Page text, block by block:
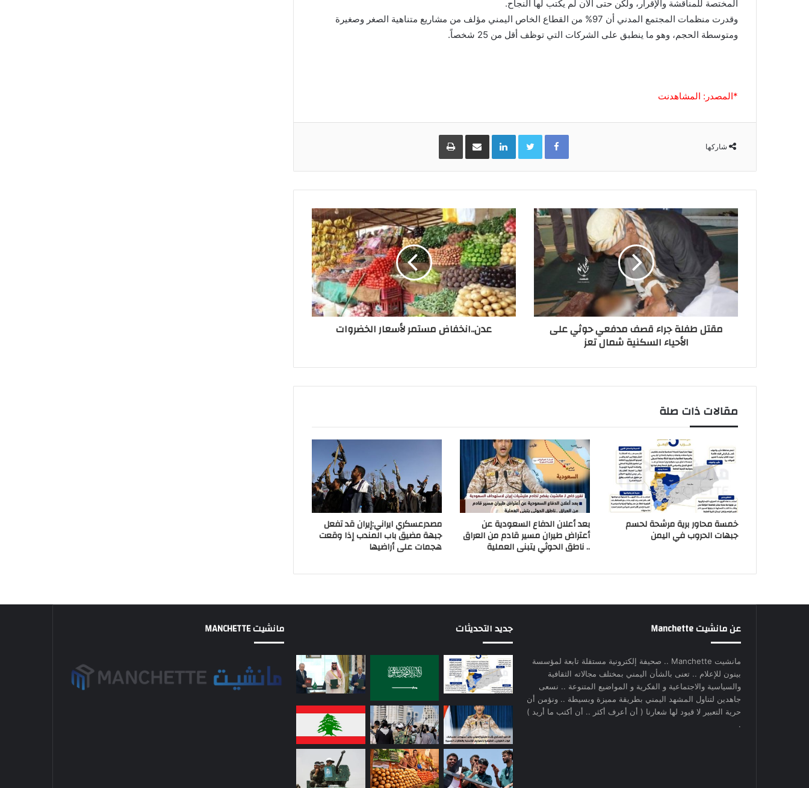
المختصة للمناقشة والإقرار، ولكن حتى الآن لم يكتب لها النجاح.
وقدرت منظمات المجتمع المدني أن 97% من القطاع الخاص اليمني مؤلف من مشاريع متناهية الصغر وصغيرة
ومتوسطة الحجم، وهو ما ينطبق على الشركات التي توظف أقل من 25 شخصاً.
*المصدر: المشاهدنت
شاركها
Facebook
Twitter
LinkedInمشاركة عبر البريد طباعة
مقتل طفلة جراء قصف مدفعي حوثي على
الأحياء السكنية شمال تعز
عدن..انخفاض مستمر لأسعار الخضروات
مقالات ذات صلة
خمسة محاور برية مرشحة لحسم
جبهات الحروب في اليمن
بعد أعلان الدفاع السعودية عن
أعتراض طيران مسير قادم من العراق
.. ناطق الحوثي يتبنى العملية
مصدرعسكري ايراني:إيران قد تفعل
جبهة مضيق باب المندب إذا وقعت
هجمات على أراضيها
عن مانشيت Manchette
مانشيت Manchette .. صحيفة إلكترونية مستقلة تابعة لمؤسسة
بينون للإعلام .. تعنى بالشأن اليمني بمختلف مجالاته الثقافية
والسياسية والاجتماعية و الفكرية و المواضيع المتنوعة .. نسعى
جاهدين لتناول المشهد اليمني بطريقة مميزة وبسيطة .. ونؤمن أن
حرية التعبير لا قيود لها شعارنا ( أن أعرف أكثر .. أن أكتب ما أريد )
.
جديد التحديثات مانشيت MANCHETTE